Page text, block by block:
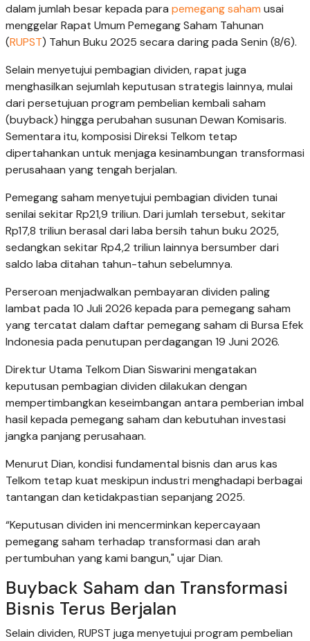
dalam jumlah besar kepada para pemegang saham usai
menggelar Rapat Umum Pemegang Saham Tahunan
(RUPST) Tahun Buku 2025 secara daring pada Senin (8/6).
Selain menyetujui pembagian dividen, rapat juga
menghasilkan sejumlah keputusan strategis lainnya, mulai
dari persetujuan program pembelian kembali saham
(buyback) hingga perubahan susunan Dewan Komisaris.
Sementara itu, komposisi Direksi Telkom tetap
dipertahankan untuk menjaga kesinambungan transformasi
perusahaan yang tengah berjalan.
Pemegang saham menyetujui pembagian dividen tunai
senilai sekitar Rp21,9 triliun. Dari jumlah tersebut, sekitar
Rp17,8 triliun berasal dari laba bersih tahun buku 2025,
sedangkan sekitar Rp4,2 triliun lainnya bersumber dari
saldo laba ditahan tahun-tahun sebelumnya.
Perseroan menjadwalkan pembayaran dividen paling
lambat pada 10 Juli 2026 kepada para pemegang saham
yang tercatat dalam daftar pemegang saham di Bursa Efek
Indonesia pada penutupan perdagangan 19 Juni 2026.
Direktur Utama Telkom Dian Siswarini mengatakan
keputusan pembagian dividen dilakukan dengan
mempertimbangkan keseimbangan antara pemberian imbal
hasil kepada pemegang saham dan kebutuhan investasi
jangka panjang perusahaan.
Menurut Dian, kondisi fundamental bisnis dan arus kas
Telkom tetap kuat meskipun industri menghadapi berbagai
tantangan dan ketidakpastian sepanjang 2025.
“Keputusan dividen ini mencerminkan kepercayaan
pemegang saham terhadap transformasi dan arah
pertumbuhan yang kami bangun," ujar Dian.
Buyback Saham dan Transformasi
Bisnis Terus Berjalan
Selain dividen, RUPST juga menyetujui program pembelian